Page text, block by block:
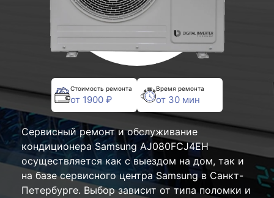
Стоимость ремонта
от 1900 ₽
Время ремонта
от 30 мин
Сервисный ремонт и обслуживание
кондиционера Samsung AJ080FCJ4EH
осуществляется как с выездом на дом, так и
на базе сервисного центра Samsung в Санкт-
Петербурге. Выбор зависит от типа поломки и